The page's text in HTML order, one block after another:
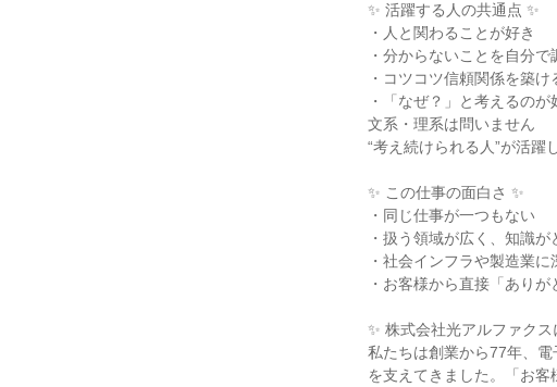
✨ 活躍する人の共通点 ✨
・人と関わることが好き
・分からないことを自分で
・コツコツ信頼関係を築け
・「なぜ？」と考えるのが
文系・理系は問いません
“考え続けられる人”が活躍
✨ この仕事の面白さ ✨
・同じ仕事が一つもない
・扱う領域が広く、知識が
・社会インフラや製造業に
・お客様から直接「あり
✨ 株式会社光アルファクス
私たちは創業から77年、
を支えてきました。「お